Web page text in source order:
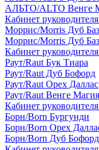
АЛЬТО/ALTO Венге
Кабинет
Моррис/Morris Дуб
Моррис/Morris Дуб
Кабинет
Раут/Raut Бук Тиара
Раут/Raut Дуб Бофорд
Раут/Raut Орех Даллас
Раут/Raut Венге Магия
Кабинет
Борн/Born Бургунди
Борн/Born Орех
Борн/Born Дуб Бофорд